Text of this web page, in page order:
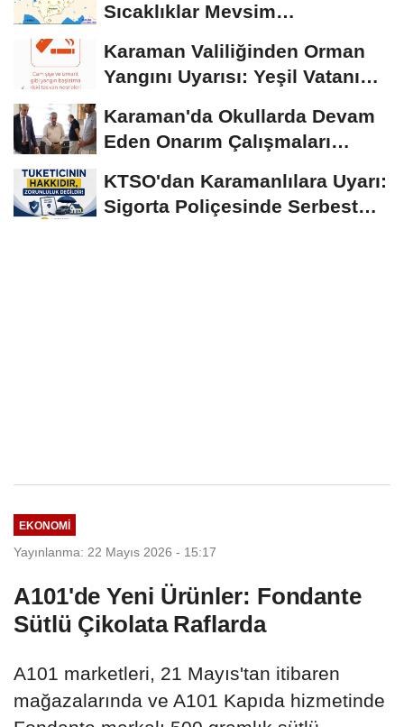
Sıcaklıklar Mevsim
Seyrediyor
Karaman Valiliğinden Orman
Yangını Uyarısı: Yeşil Vatanı
Karaman'da Okullarda Devam
Eden Onarım Çalışmaları
KTSO'dan Karamanlılara Uyarı:
Sigorta Poliçesinde Serbest
EKONOMI
Yayınlanma: 22 Mayıs 2026 - 15:17
A101'de Yeni Ürünler: Fondante
Sütlü Çikolata Raflarda
A101 marketleri, 21 Mayıs'tan itibaren
mağazalarında ve A101 Kapıda hizmetinde